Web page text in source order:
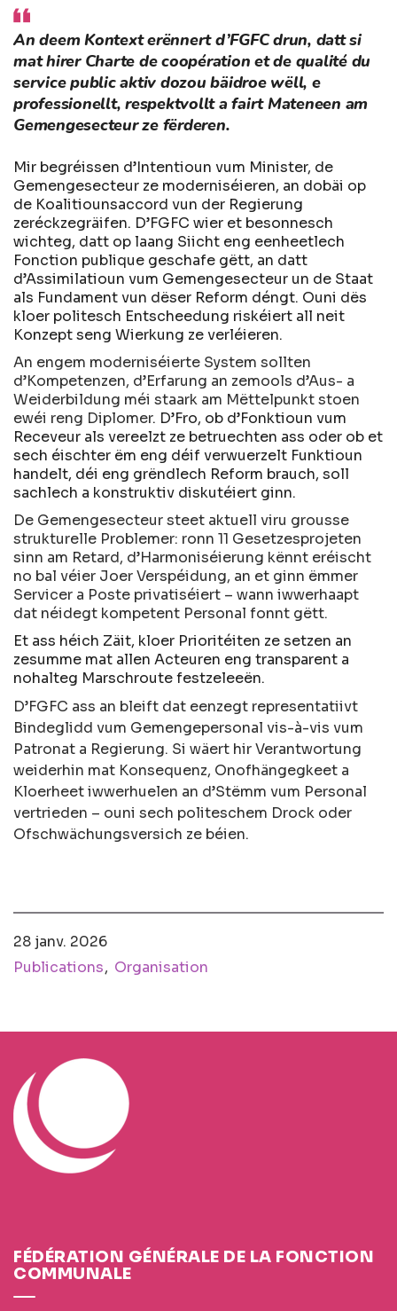
An deem Kontext erënnert d’FGFC drun, datt si
mat hirer Charte de coopération et de qualité du
service public aktiv dozou bäidroe wëll, e
professionellt, respektvollt a fairt Mateneen am
Gemengesecteur ze fërderen.
Mir begréissen d’Intentioun vum Minister, de
Gemengesecteur ze moderniséieren, an dobäi op
de Koalitiounsaccord vun der Regierung
zeréckzegräifen. D’FGFC wier et besonnesch
wichteg, datt op laang Siicht eng eenheetlech
Fonction publique geschafe gëtt, an datt
d’Assimilatioun vum Gemengesecteur un de Staat
als Fundament vun dëser Reform déngt. Ouni dës
kloer politesch Entscheedung riskéiert all neit
Konzept seng Wierkung ze verléieren.
An engem moderniséierte System sollten
d’Kompetenzen, d’Erfarung an zemools d’Aus- a
Weiderbildung méi staark am Mëttelpunkt stoen
ewéi reng Diplomer. D’Fro, ob d’Fonktioun vum
Receveur als vereelzt ze betruechten ass oder ob et
sech éischter ëm eng déif verwuerzelt Funktioun
handelt, déi eng grëndlech Reform brauch, soll
sachlech a konstruktiv diskutéiert ginn.
De Gemengesecteur steet aktuell viru grousse
strukturelle Problemer: ronn 11 Gesetzesprojeten
sinn am Retard, d’Harmoniséierung kënnt eréischt
no bal véier Joer Verspéidung, an et ginn ëmmer
Servicer a Poste privatiséiert – wann iwwerhaapt
dat néidegt kompetent Personal fonnt gëtt.
Et ass héich Zäit, kloer Prioritéiten ze setzen an
zesumme mat allen Acteuren eng transparent a
nohalteg Marschroute festzeleeën.
D’FGFC ass an bleift dat eenzegt representatiivt
Bindeglidd vum Gemengepersonal vis-à-vis vum
Patronat a Regierung. Si wäert hir Verantwortung
weiderhin mat Konsequenz, Onofhängegkeet a
Kloerheet iwwerhuelen an d’Stëmm vum Personal
vertrieden – ouni sech politeschem Drock oder
Ofschwächungsversich ze béien.
28 janv. 2026
Publications
Organisation
FÉDÉRATION GÉNÉRALE DE LA FONCTION
COMMUNALE